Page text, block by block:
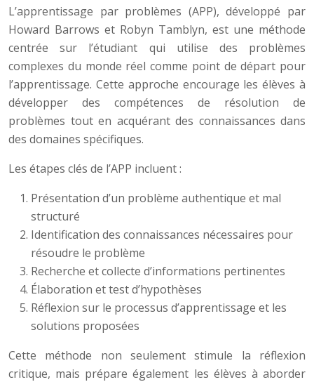
L’apprentissage par problèmes (APP), développé par
Howard Barrows et Robyn Tamblyn, est une méthode
centrée sur l’étudiant qui utilise des problèmes
complexes du monde réel comme point de départ pour
l’apprentissage. Cette approche encourage les élèves à
développer des compétences de résolution de
problèmes tout en acquérant des connaissances dans
des domaines spécifiques.
Les étapes clés de l’APP incluent :
Présentation d’un problème authentique et mal
structuré
Identification des connaissances nécessaires pour
résoudre le problème
Recherche et collecte d’informations pertinentes
Élaboration et test d’hypothèses
Réflexion sur le processus d’apprentissage et les
solutions proposées
Cette méthode non seulement stimule la réflexion
critique, mais prépare également les élèves à aborder